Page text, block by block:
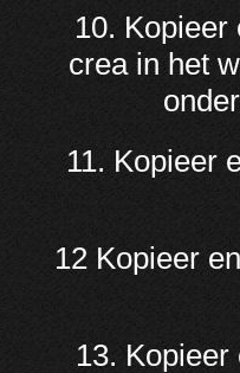
10. Kopieer
crea in het
11. Kopieer
12 Kopieer
13.